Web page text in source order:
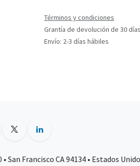
Términos y condiciones
Grantía de devolución de 30 días
Envío: 2-3 días hábiles
San Francisco CA 94134 • Estados